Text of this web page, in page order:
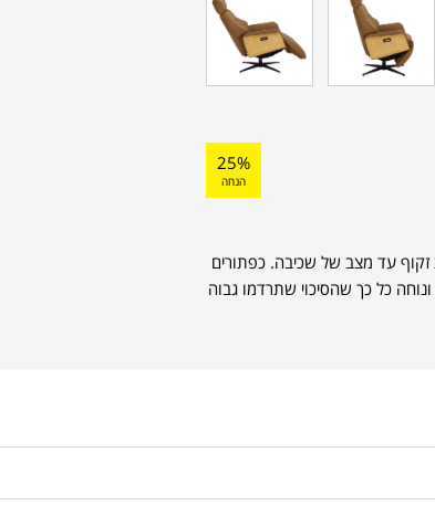
25%
הנחה
זקוף עד מצב של שכיבה. כפתורים
כל כך שהסיכוי שתרדמו גבוה